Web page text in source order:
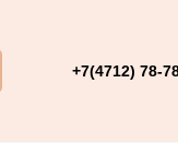
+7(4712) 78-